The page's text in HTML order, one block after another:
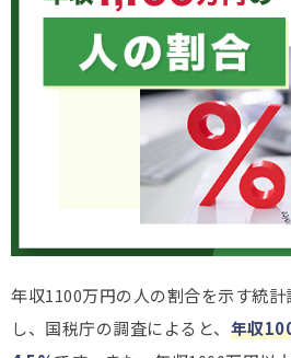
年収1100万円の人の割合を示す統
し、国税庁の調査によると、 年収